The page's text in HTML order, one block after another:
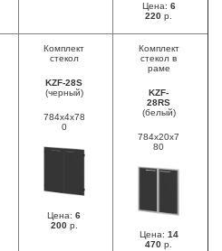
Цена: 6
220 р.
Комплект
стекол
KZF-28S
(черный)
784х4х78
0
Цена: 6
200р.
Комплект
стекол в
раме
KZF-
28RS
(белый)
784х20х7
80
Цена: 14
470 р.